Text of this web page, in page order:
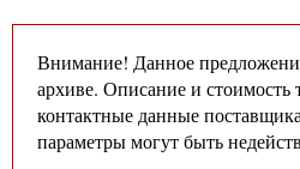
Внимание! Данное
архиве. Описание и стоимость
контактные данные
параметры могут быть